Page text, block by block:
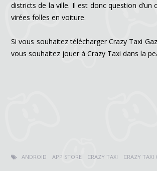
districts de la ville. Il est donc question
virées folles en voiture.
Si vous souhaitez télécharger Crazy Taxi
vous souhaitez jouer à Crazy Taxi dans la
ANDROID APP STORE CRAZY TAXI CRAZY TAXI